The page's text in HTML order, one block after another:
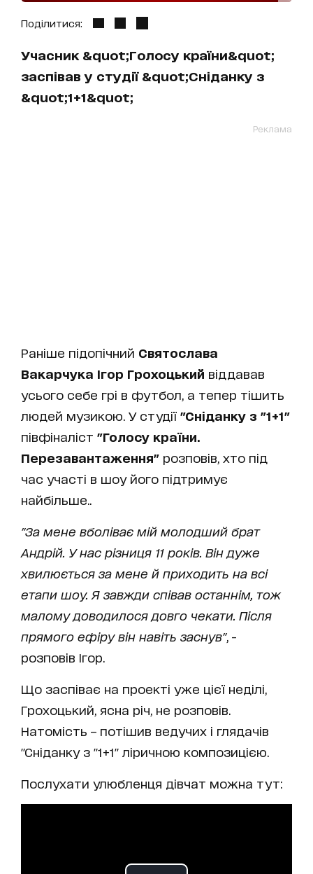
Поділитися:
Учасник &quot;Голосу країни&quot;
заспівав у студії &quot;Сніданку з
&quot;1+1&quot;
Реклама
Раніше підопічний Святослава
Вакарчука Ігор Грохоцький віддавав
усього себе грі в футбол, а тепер тішить
людей музикою. У студії "Сніданку з "1+1"
півфіналіст "Голосу країни.
Перезавантаження" розповів, хто під
час участі в шоу його підтримує
найбільше..
"За мене вболіває мій молодший брат
Андрій. У нас різниця 11 років. Він дуже
хвилюється за мене й приходить на всі
етапи шоу. Я завжди співав останнім, тож
малому доводилося довго чекати. Після
прямого ефіру він навіть заснув", -
розповів Ігор.
Що заспіває на проекті уже цієї неділі,
Грохоцький, ясна річ, не розповів.
Натомість – потішив ведучих і глядачів
"Сніданку з "1+1" ліричною композицією.
Послухати улюбленця дівчат можна тут: